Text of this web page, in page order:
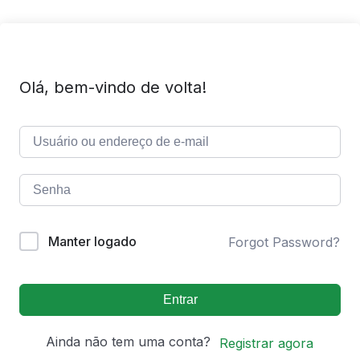
Olá, bem-vindo de volta!
Manter logado Forgot Password?
Entrar
Ainda não tem uma conta? Registrar agora